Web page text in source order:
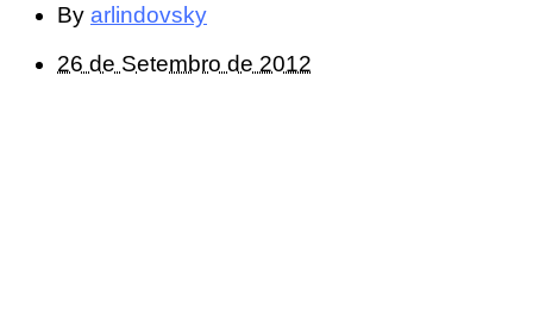
By arlindovsky
26 de Setembro de 2012